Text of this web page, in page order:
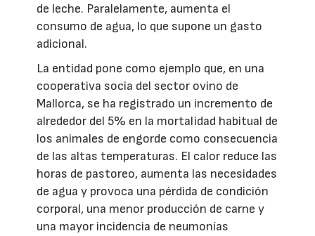
de leche. Paralelamente, aumenta el
consumo de agua, lo que supone un gasto
adicional.
La entidad pone como ejemplo que, en una
cooperativa socia del sector ovino de
Mallorca, se ha registrado un incremento de
alrededor del 5% en la mortalidad habitual de
los animales de engorde como consecuencia
de las altas temperaturas. El calor reduce las
horas de pastoreo, aumenta las necesidades
de agua y provoca una pérdida de condición
corporal, una menor producción de carne y
una mayor incidencia de neumonías